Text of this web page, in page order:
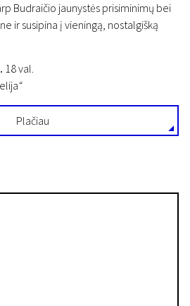
Budraičio jaunystės prisiminimų bei
ir susipina į vieningą, nostalgišką
18 val.
“
Plačiau